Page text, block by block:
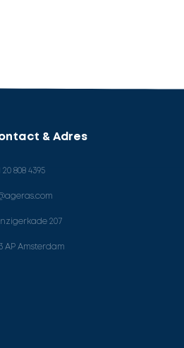
& Adres
20 808 4395
207
AP Amsterdam